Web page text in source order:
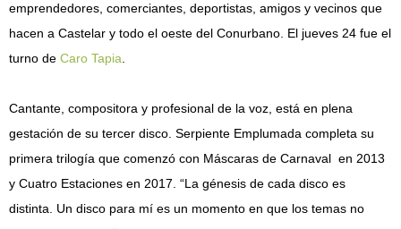
emprendedores, comerciantes, deportistas, amigos y vecinos que
hacen a Castelar y todo el oeste del Conurbano. El jueves 24 fue el
turno de Caro Tapia
Cantante, compositora y profesional de la voz, está en plena
gestación de su tercer disco. Serpiente Emplumada completa su
primera trilogía que comenzó con Máscaras de Carnaval en 2013
y Cuatro Estaciones en 2017. “La génesis de cada disco es
distinta. Un disco para mí es un momento en que los temas no